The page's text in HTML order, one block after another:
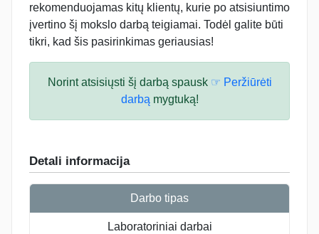
rekomenduojamas kitų klientų, kurie po atsisiuntimo
įvertino šį mokslo darbą teigiamai. Todėl galite būti
tikri, kad šis pasirinkimas geriausias!
Norint atsisiųsti šį darbą spausk ☞ Peržiūrėti
darbą mygtuką!
Detali informacija
Darbo tipas
Laboratoriniai darbai